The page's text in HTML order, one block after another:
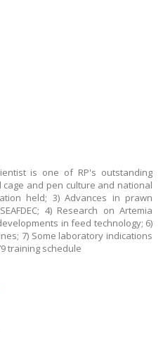
is one of RP's outstanding
and pen culture and national
held; 3) Advances in prawn
4) Research on Artemia
in feed technology; 6)
7) Some laboratory indications
training schedule